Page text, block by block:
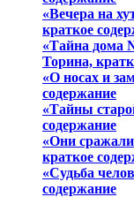
«Вечера на
краткое
«Тайна дома
Торина,
«О носах и
содержание
«Тайны
содержание
«Они
краткое
«Судьба
содержание